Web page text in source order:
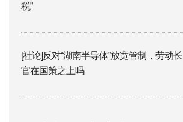
税”
[社论]反对“湖南半导体”放宽管制，劳动长
官在国策之上吗